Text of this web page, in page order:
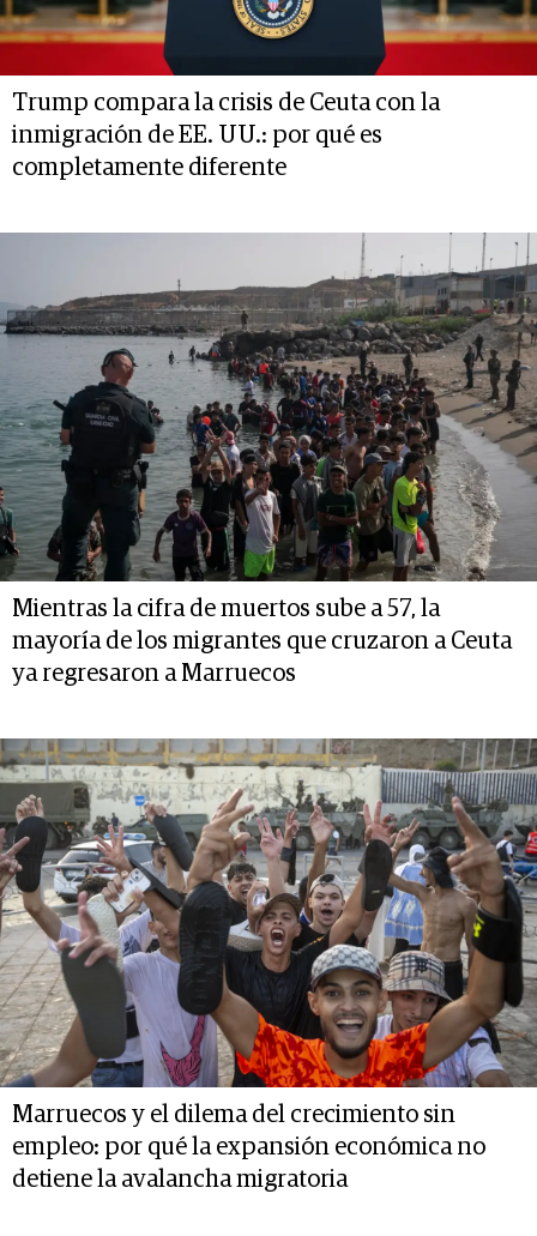
Trump compara la crisis de Ceuta con la
inmigración de EE. UU.: por qué es
completamente diferente
Mientras la cifra de muertos sube a 57, la
mayoría de los migrantes que cruzaron a Ceuta
ya regresaron a Marruecos
Marruecos y el dilema del crecimiento sin
empleo: por qué la expansión económica no
detiene la avalancha migratoria